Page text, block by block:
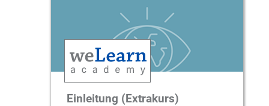
Einleitung (Extrakurs)